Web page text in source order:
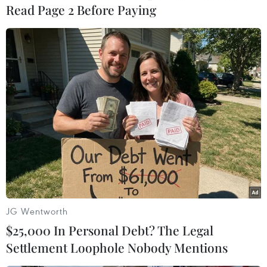
tượng sử dụng khi thực hiện vụ cướp và bỏ lại
ven một con đường ở quận Sơn Trà.
Đến chiều 21/4, lực lượng công an đã xác định
được thông tin về nhân thân đối tượng nghi vấn
và tiến hành truy bắt.
Hiện, cơ quan công an đang tiếp tục điều tra
làm rõ vụ việc và tiến hành khám xét để thu giữ
số tiền nghi phạm đã cướp./.
(TTXVN/Vietnam+)
Read Page 2 Before Paying
JG Wentworth
$25,000 In Personal Debt? The Legal
Settlement Loophole Nobody Mentions